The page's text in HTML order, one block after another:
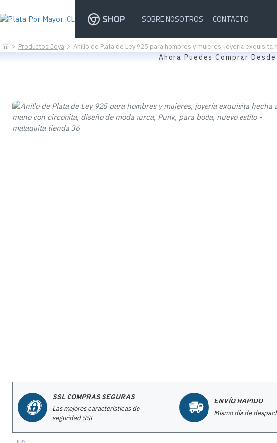
SHOP SOBRE NOSOTROS CONTACTO
Productos Joya Anillo de Plata de Ley 925 para hombres y mujeres, joyería
Ahora Puedes Comprar
SSL COMPRAS SEGURAS
Las mejores características de
seguridad SSL
ENVÍO RAPIDO
Mismo día de